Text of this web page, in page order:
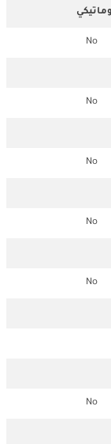
No
No
No
No
No
No